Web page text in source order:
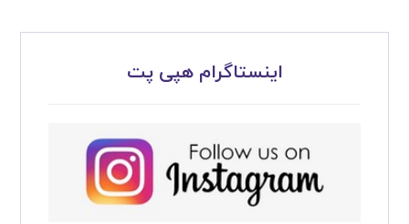
اینستاگرام هپی پت